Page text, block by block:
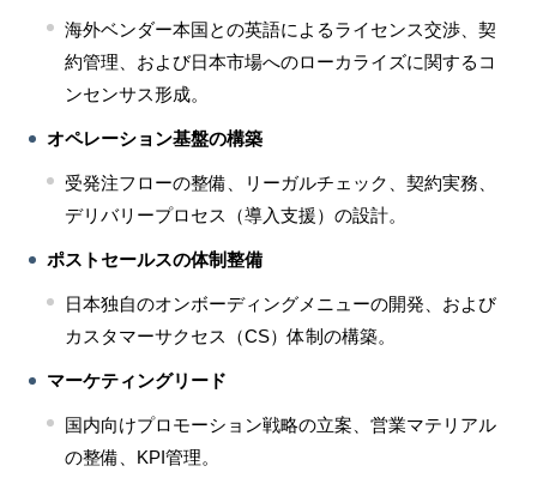
海外ベンダー本国との英語によるライセンス交渉、契
約管理、および日本市場へのローカライズに関するコ
ンセンサス形成。
オペレーション基盤の構築
受発注フローの整備、リーガルチェック、契約実務、
デリバリープロセス（導入支援）の設計。
ポストセールスの体制整備
日本独自のオンボーディングメニューの開発、および
カスタマーサクセス（CS）体制の構築。
マーケティングリード
国内向けプロモーション戦略の立案、営業マテリアル
の整備、KPI管理。